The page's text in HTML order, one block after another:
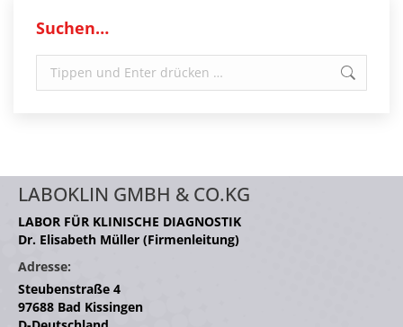
Suchen…
LABOKLIN GMBH & CO.KG
LABOR FÜR KLINISCHE DIAGNOSTIK
Dr. Elisabeth Müller (Firmenleitung)
Adresse:
Steubenstraße 4
97688 Bad Kissingen